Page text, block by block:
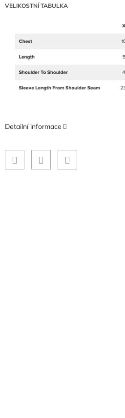
VELIKOSTNÍ TABULKA
Detailní informace